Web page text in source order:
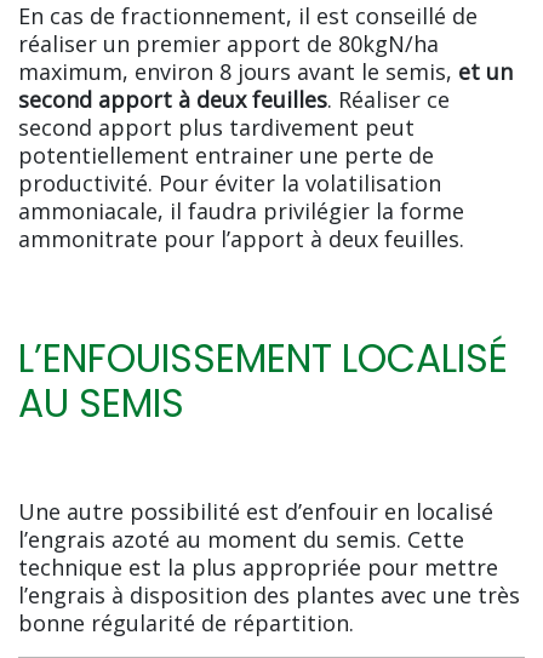
En cas de fractionnement, il est conseillé de
réaliser un premier apport de 80kgN/ha
maximum, environ 8 jours avant le semis, et un
second apport à deux feuilles. Réaliser ce
second apport plus tardivement peut
potentiellement entrainer une perte de
productivité. Pour éviter la volatilisation
ammoniacale, il faudra privilégier la forme
ammonitrate pour l’apport à deux feuilles.
L’ENFOUISSEMENT LOCALISÉ
AU SEMIS
Une autre possibilité est d’enfouir en localisé
l’engrais azoté au moment du semis. Cette
technique est la plus appropriée pour mettre
l’engrais à disposition des plantes avec une très
bonne régularité de répartition.